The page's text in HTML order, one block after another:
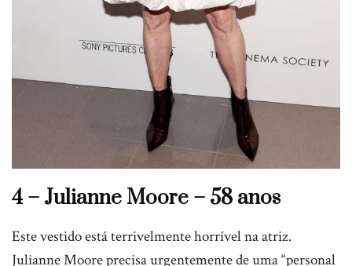
4 – Julianne Moore – 58 anos
Este vestido está terrivelmente horrível na atriz.
Julianne Moore precisa urgentemente de uma “personal